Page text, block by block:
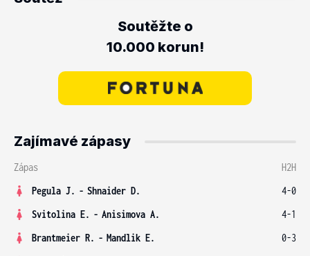
Soutěžte o
10.000 korun!
Zajímavé zápasy
Zápas
H2H
Pegula J. - Shnaider D.
4-0
Svitolina E. - Anisimova A.
4-1
Brantmeier R. - Mandlik E.
0-3